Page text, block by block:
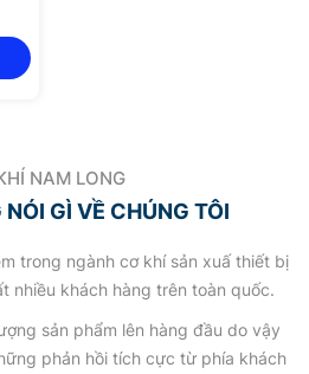
NAM LONG
GÌ VỀ CHÚNG TÔI
trong ngành cơ khí sản xuấ thiết bị
nhiều khách hàng trên toàn quốc.
sản phẩm lên hàng đầu do vậy
phản hồi tích cực từ phía khách